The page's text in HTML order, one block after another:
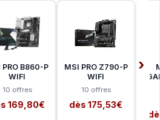
PRO B860-P
WIFI
10 offres
169,80€
MSI PRO Z790-P
WIFI
10 offres
dès 175,53€